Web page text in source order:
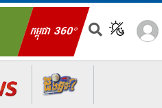
កម្ពុជា 360°